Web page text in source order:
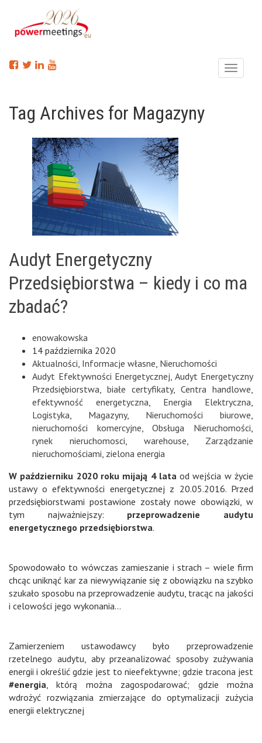
Menu
Tag Archives for Magazyny
Audyt Energetyczny
Przedsiębiorstwa – kiedy i co ma
zbadać?
enowakowska
14 października 2020
Aktualności Informacje własne Nieruchomości
Audyt Efektywności Energetycznej Audyt Energetyczny
Przedsiębiorstwa
białe certyfikaty, Centra handlowe
efektywność energetyczna
Energia Elektryczna
Logistyka
Magazyny, Nieruchomości biurowe
nieruchomości komercyjne ,Obsługa Nieruchomości
rynek nieruchomosci
warehouse
Zarządzanie
nieruchomościami zielona energia
W październiku 2020 roku mijają 4 lata od wejścia w życie
ustawy o efektywności energetycznej z 20.05.2016. Przed
przedsiębiorstwami postawione zostały nowe obowiązki, w
tym najważniejszy: przeprowadzenie audytu
energetycznego przedsiębiorstwa.
Spowodowało to wówczas zamieszanie i strach – wiele firm
chcąc uniknąć kar za niewywiązanie się z obowiązku na szybko
szukało sposobu na przeprowadzenie audytu, tracąc na jakości
i celowości jego wykonania…
Zamierzeniem ustawodawcy było przeprowadzenie
rzetelnego audytu, aby przeanalizować sposoby zużywania
energii i określić gdzie jest to nieefektywne; gdzie tracona jest
#energia , którą można zagospodarować; gdzie można
wdrożyć rozwiązania zmierzające do optymalizacji zużycia
energii elektrycznej